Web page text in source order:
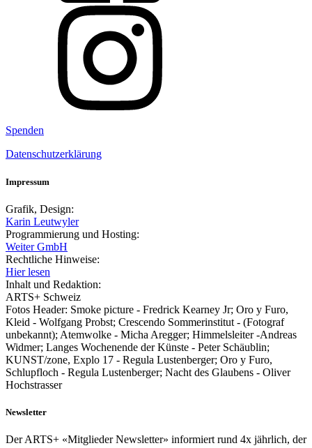
Spenden
Datenschutzerklärung
Impressum
Grafik, Design:
Karin Leutwyler
Programmierung und Hosting:
Weiter GmbH
Rechtliche Hinweise:
Hier lesen
Inhalt und Redaktion:
ARTS+ Schweiz
Fotos Header: Smoke picture - Fredrick Kearney Jr; Oro y Furo,
Kleid - Wolfgang Probst; Crescendo Sommerinstitut - (Fotograf
unbekannt); Atemwolke - Micha Aregger; Himmelsleiter -Andreas
Widmer; Langes Wochenende der Künste - Peter Schäublin;
KUNST/zone, Explo 17 - Regula Lustenberger; Oro y Furo,
Schlupfloch - Regula Lustenberger; Nacht des Glaubens - Oliver
Hochstrasser
Newsletter
Der ARTS+ «Mitglieder Newsletter» informiert rund 4x jährlich, der